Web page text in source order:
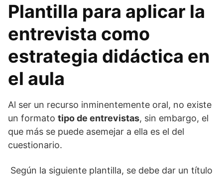
Plantilla para aplicar la
entrevista como
estrategia didáctica en
el aula
Al ser un recurso inminentemente oral, no existe
un formato tipo de entrevistas, sin embargo, el
que más se puede asemejar a ella es el del
cuestionario.
Según la siguiente plantilla, se debe dar un título